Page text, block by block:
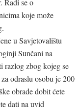
Radi se o
koje može
u Savjetovalištu
Sunčani na
razlog zbog kojeg se
odraslu osobu je 200
obrade dobit ćete
dati na uvid